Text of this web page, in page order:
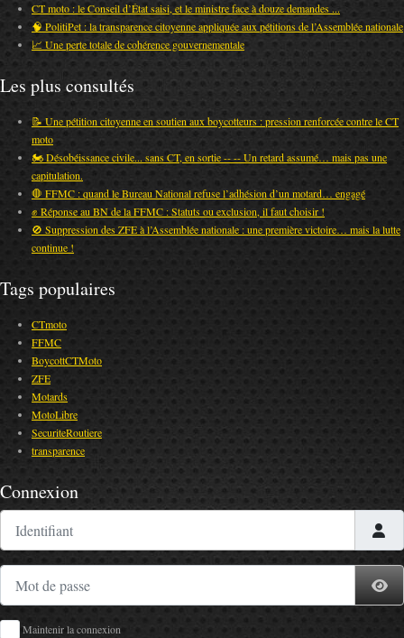
CT moto : le Conseil d’État saisi, et le ministre face à douze demandes ...
🧠 PolitiPet : la transparence citoyenne appliquée aux pétitions de l’Assemblée nationale
📈 Une perte totale de cohérence gouvernementale
Les plus consultés
📝 Une pétition citoyenne en soutien aux boycotteurs : pression renforcée contre le CT
moto
🏍️ Désobéissance civile... sans CT, en sortie -- -- Un retard assumé… mais pas une
capitulation.
🛑 FFMC : quand le Bureau National refuse l’adhésion d’un motard… engagé
✊ Réponse au BN de la FFMC : Statuts ou exclusion, il faut choisir !
🚫 Suppression des ZFE à l’Assemblée nationale : une première victoire… mais la lutte
continue !
Tags populaires
CTmoto
FFMC
BoycottCTMoto
ZFE
Motards
MotoLibre
SecuriteRoutiere
transparence
Connexion
Identifiant
Mot de passe
Maintenir la connexion